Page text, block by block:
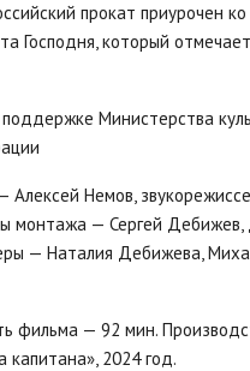
прокат приурочен
Господня, который
Министерства
Алексей Немов,
монтажа — Сергей Дебижев,
— Наталия Дебижева,
фильма — 92 мин.
капитана», 2024 год.